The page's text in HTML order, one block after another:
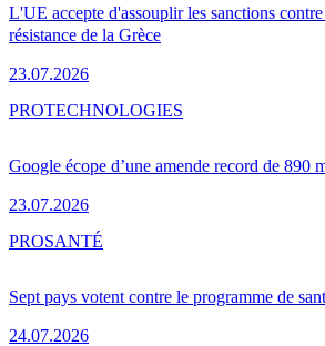
L'UE accepte d'assouplir les sanctions
résistance de la Grèce
23.07.2026
Google écope d’une amende record de 890
23.07.2026
PROTECHNOLOGIES
Sept pays votent contre le programme de
24.07.2026
PROSANTÉ